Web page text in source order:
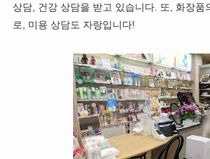
상담, 건강 상담을 받고 있습니다. 또, 화장품
로, 미용 상담도 자랑입니다!